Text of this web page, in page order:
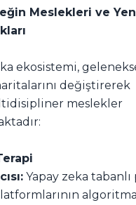
Meslekleri ve
ekosistemi,
değiştirerek
meslekler
Yapay zeka